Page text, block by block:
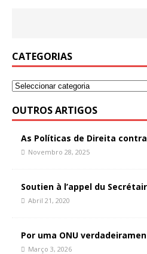
CATEGORIAS
OUTROS ARTIGOS
As Políticas de Direita
Novembro 28, 2025
Soutien à l’appel du
Abril 21, 2020
Por uma ONU
Março 3, 2026